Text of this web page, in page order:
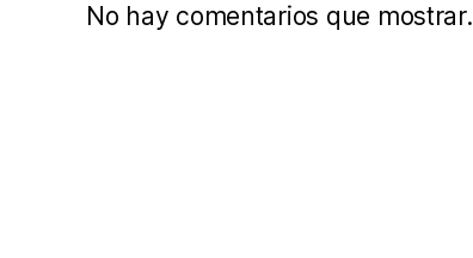
No hay comentarios que mostrar.